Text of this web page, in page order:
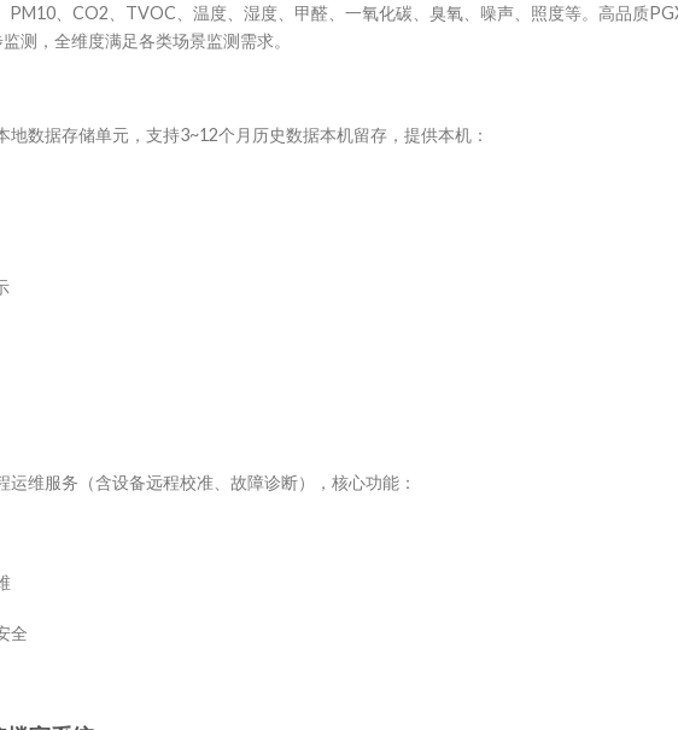
PM10、CO2、TVOC、温度、湿度、甲醛、一氧化碳、臭氧、噪声、照度等。高品质
测，全维度满足各类场景监测需求。
地数据存储单元，支持3~12个月历史数据本机留存，提供本机：
维服务（含设备远程校准、故障诊断），核心功能：
全